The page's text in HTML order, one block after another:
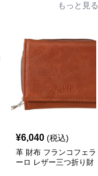
もっと見る
¥6,040 (税込)
革 財布 フランコフェラ
ーロ レザー三つ折り財